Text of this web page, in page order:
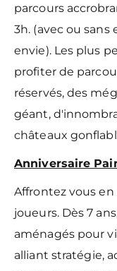
parcours
3h. (avec ou
envie). Les plus
profiter de
réservés, des
géant,
châteaux
Anniversaire
Affrontez vous
joueurs. Dès 7
aménagés pour
alliant stratégie,